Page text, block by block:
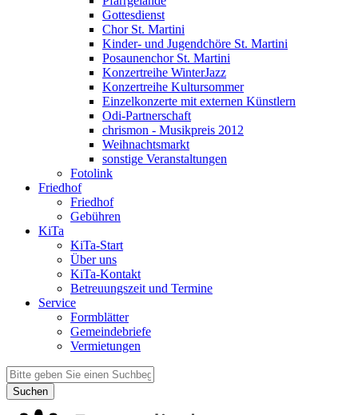
Gottesdienst
Chor St. Martini
Kinder- und Jugendchöre St. Martini
Posaunenchor St. Martini
Konzertreihe WinterJazz
Konzertreihe Kultursommer
Einzelkonzerte mit externen Künstlern
Odi-Partnerschaft
chrismon - Musikpreis 2012
Weihnachtsmarkt
sonstige Veranstaltungen
Fotolink
Friedhof
Friedhof
Gebühren
KiTa
KiTa-Start
Über uns
KiTa-Kontakt
Betreuungszeit und Termine
Service
Formblätter
Gemeindebriefe
Vermietungen
Suchen